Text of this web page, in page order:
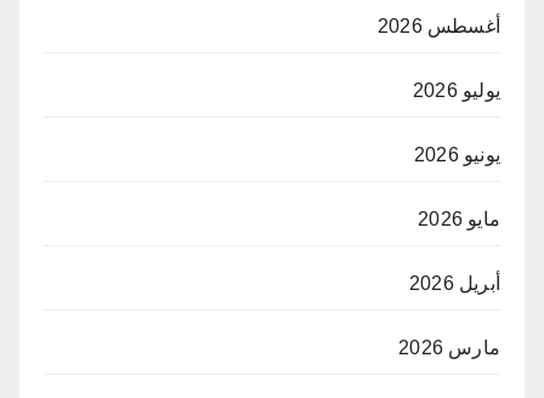
أغسطس 2026
يوليو 2026
يونيو 2026
مايو 2026
أبريل 2026
مارس 2026